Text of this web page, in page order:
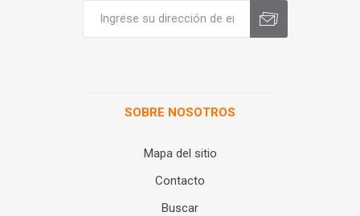
SOBRE NOSOTROS
Mapa del sitio
Contacto
Buscar